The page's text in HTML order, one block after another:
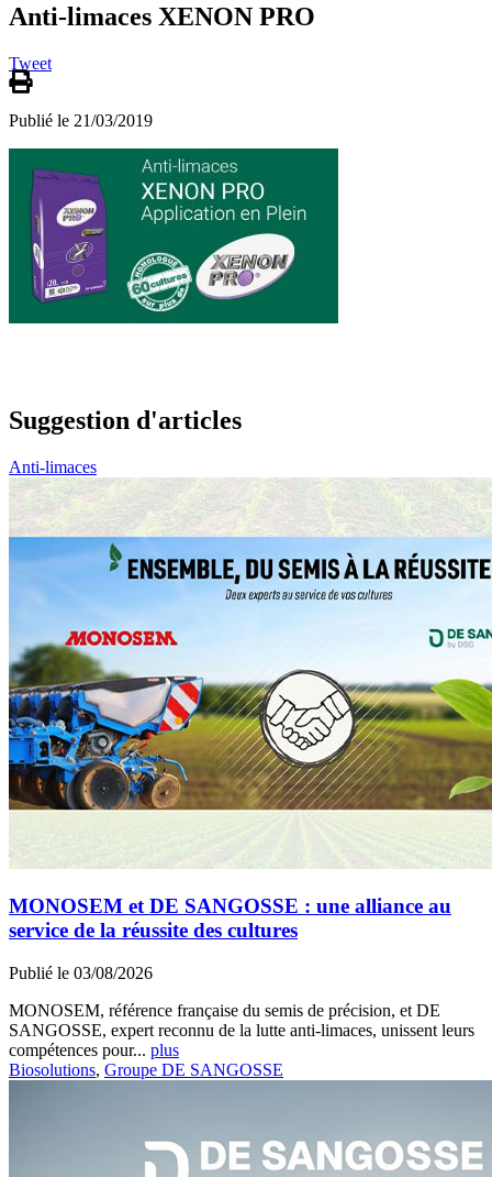
Anti-limaces XENON PRO
Tweet
Publié le 21/03/2019
Suggestion d'articles
Anti-limaces
MONOSEM et DE SANGOSSE : une alliance au
service de la réussite des cultures
Publié le 03/08/2026
MONOSEM, référence française du semis de précision, et DE
SANGOSSE, expert reconnu de la lutte anti-limaces, unissent leurs
compétences pour... plus
Biosolutions, Groupe DE SANGOSSE